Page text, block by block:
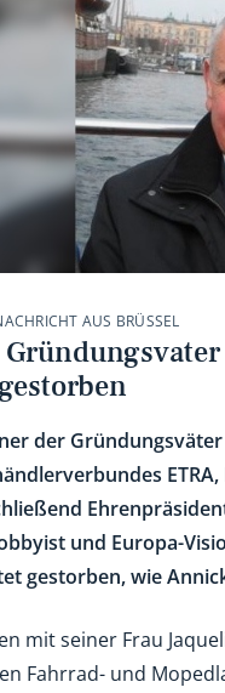
AUS BRÜSSEL
der
und Europa-
gestorben, wie
mit seiner Frau
Fahrrad- und